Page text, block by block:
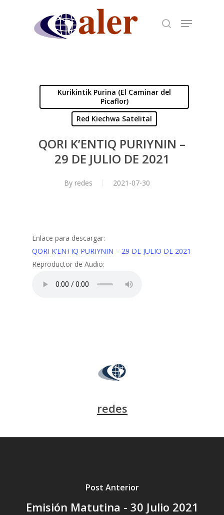
Kurikintik Purina (El Caminar del
Picaflor)
Red Kiechwa Satelital
QORI K’ENTIQ PURIYNIN –
29 DE JULIO DE 2021
By redes 2021-07-30
Enlace para descargar:
QORI K’ENTIQ PURIYNIN – 29 DE JULIO DE 2021
Reproductor de Audio:
redes
Post Anterior
Emisión Matutina - 30 Julio 2021